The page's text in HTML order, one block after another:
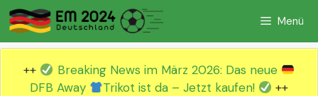
Zum
Inhalt
springen
Menü
++
Breaking News im März 2026: Das neue
DFB Away
Trikot ist da – Jetzt kaufen! ++